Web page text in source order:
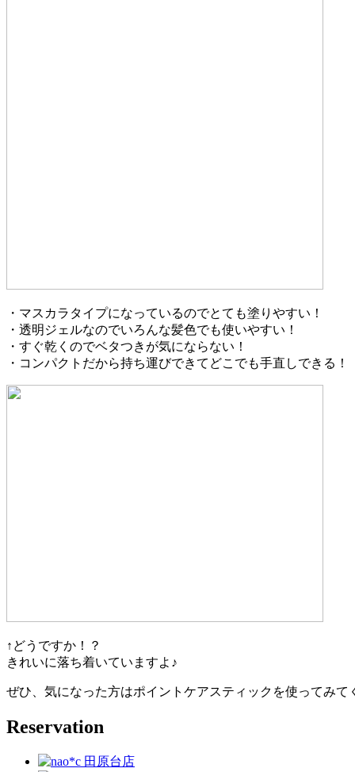
・マスカラタイプになっているのでとても塗りやすい！
・透明ジェルなのでいろんな髪色でも使いやすい！
・すぐ乾くのでベタつきが気にならない！
・コンパクトだから持ち運びできてどこでも手直しできる！
↑どうですか！？
きれいに落ち着いていますよ♪
ぜひ、気になった方はポイントケアスティックを使ってみて
Reservation